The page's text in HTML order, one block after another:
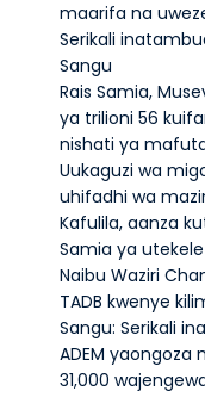
maarifa na
Serikali
Sangu
Rais Samia,
ya trilioni 56
nishati ya
Uukaguzi wa
uhifadhi wa
Kafulila, aanza
Samia ya
Naibu Waziri
TADB kwenye
Sangu: Serikali
ADEM yaongoza
31,000